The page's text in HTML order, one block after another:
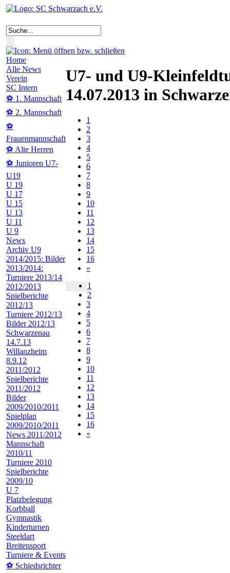
Home
Alle News
Verein
SC Intern
⚽ 1. Mannschaft
⚽ 2. Mannschaft
⚽
Frauenmannschaft
⚽ Alte Herren
⚽ Junioren U7-
U19
U 19
U 17
U 15
U 13
U 11
U 9
News
Archiv U9
2014/2015: Bilder
2013/2014:
Turniere 2013/14
2012/2013
Spielberichte
2012/13
Turniere 2012/13
Bilder 2012/13
Schwarzenau
14.7.13
Willanzheim
8.9.12
2011/2012
Spielberichte
2011/2012
Bilder
2009/2010/2011
Spielplan
2009/2010/2011
News 2011/2012
Mannschaft
2010/11
Turniere 2010
Spielberichte
2009/10
U 7
Platzbelegung
Korbball
Gymnastik
Kinderturnen
Steeldart
Breitensport
Turniere & Events
⚽ Schiedsrichter
U7- und U9-
14.07.2013 in
1
2
3
4
5
6
7
8
9
10
11
12
13
14
15
16
»
1
2
3
4
5
6
7
8
9
10
11
12
13
14
15
16
»